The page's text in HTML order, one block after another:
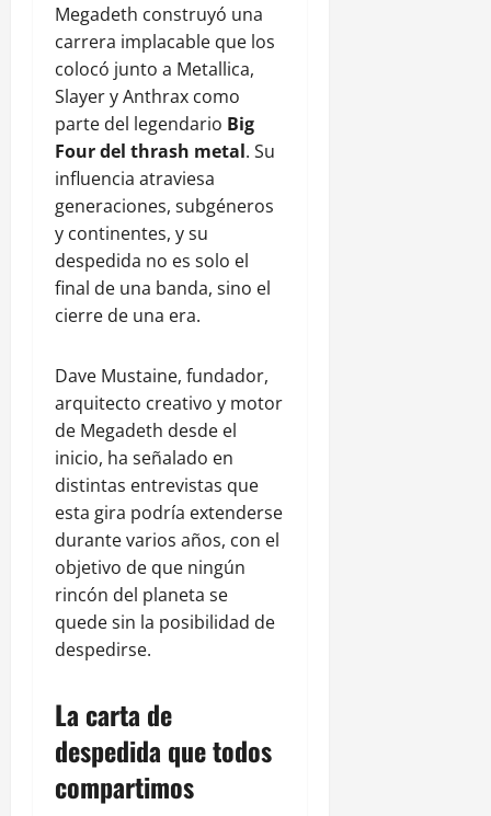
Megadeth construyó una
carrera implacable que los
colocó junto a Metallica,
Slayer y Anthrax como
parte del legendario Big
Four del thrash metal. Su
influencia atraviesa
generaciones, subgéneros
y continentes, y su
despedida no es solo el
final de una banda, sino el
cierre de una era.
Dave Mustaine, fundador,
arquitecto creativo y motor
de Megadeth desde el
inicio, ha señalado en
distintas entrevistas que
esta gira podría extenderse
durante varios años, con el
objetivo de que ningún
rincón del planeta se
quede sin la posibilidad de
despedirse.
La carta de
despedida que todos
compartimos